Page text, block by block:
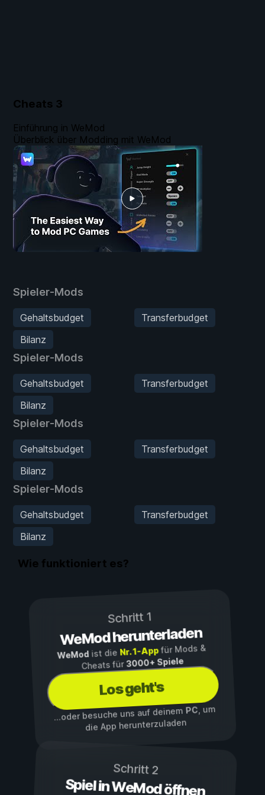
Cheats 3
Spieler-Mods
Gehaltsbudget
Transferbudget
Bilanz
Spieler-Mods
Gehaltsbudget
Transferbudget
Bilanz
Spieler-Mods
Gehaltsbudget
Transferbudget
Bilanz
Spieler-Mods
Gehaltsbudget
Transferbudget
Bilanz
Einführung in WeMod
Überblick über Modding mit WeMod
Wie funktioniert es?
Schritt 1
WeMod herunterladen
WeMod ist die Nr. 1-Appfür Mods &
Cheats für3000+ Spiele
Los geht's
...oder besuche uns auf deinemPC, um
die App herunterzuladen
Schritt 2
Spiel in WeMod öffnen